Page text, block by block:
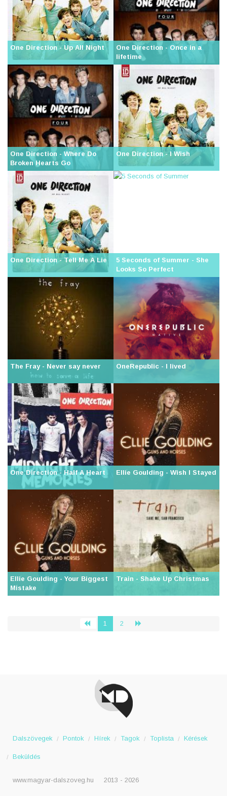
One Direction - Up All Night
One Direction - Once in a
lifetime
One Direction - Where Do
Broken Hearts Go
One Direction - I Wish
One Direction - Tell Me A Lie
5 Seconds of Summer - She
Looks So Perfect
The Fray - Never say never OneRepublic - I lived
One Direction - Half A Heart Ellie Goulding - Wish I Stayed
Ellie Goulding - Your Biggest
Mistake
Train - Shake Up Christmas
‹ 1 2
Dalszövegek Pontok Hírek Tagok Toplista Kérések
Beküldés
www.magyar-dalszoveg.hu 2013 - 2026